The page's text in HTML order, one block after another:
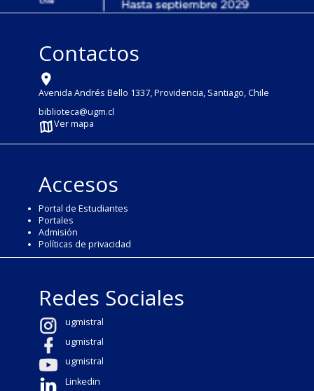
Contactos
Avenida Andrés Bello 1337, Providencia, Santiago, Chile
biblioteca@ugm.cl
Ver mapa
Accesos
Portal de Estudiantes
Portales
Admisión
Políticas de privacidad
Redes Sociales
ugmistral
ugmistral
ugmistral
Linkedin